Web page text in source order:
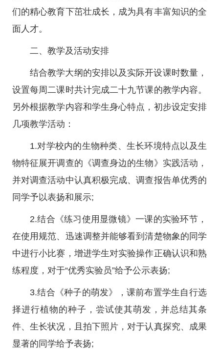
们的精心教育下茁壮成长，成为具有丰富知识的全
面人才。
二、教学及活动安排
结合教学大纲的安排以及实际开设课时数量，
设置每周二课时共计完成二十九节课的教学内容。
另外根据教学内容和学生身心特点，初步设定安排
几项教学活动：
1.对学校内的生物种类、生长环境特点以及生
物特征展开调查的《调查身边的生物》实践活动，
并对调查活动中认真积极完成、调查报告单优秀的
同学予以表扬和展示;
2.结合《练习使用显微镜》一课的实验环节，
在使用规范、迅速调整并能够看到清楚物象的同学
中进行小比赛，增进学生对实验操作正确认识和熟
练程度，对于“优秀实验员”给予公示表扬;
3.结合《种子的萌发》，课前布置学生自行选
择进行植物的种子，尝试使其萌发，并总结其条
件、生长状况，且拍下照片，对于认真探究、成果
显著的同学给予表扬;